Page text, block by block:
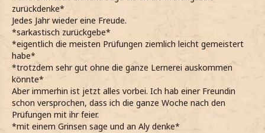
zurückdenke*
Jedes Jahr wieder eine Freude.
*sarkastisch zurückgebe*
*eigentlich die meisten Prüfungen ziemlich leicht gemeistert
habe*
*trotzdem sehr gut ohne die ganze Lernerei auskommen
könnte*
Aber immerhin ist jetzt alles vorbei. Ich hab einer Freundin
schon versprochen, dass ich die ganze Woche nach den
Prüfungen mit ihr feier.
*mit einem Grinsen sage und an Aly denke*